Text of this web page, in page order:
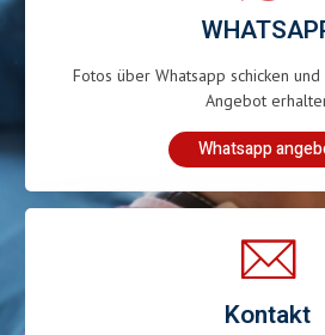
Fotos über Whatsapp schicken
Angebot
Whatsapp
Kontakt